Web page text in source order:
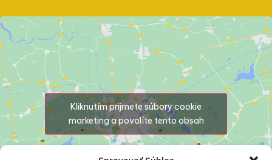
Kliknutím prijmete súbory cookie
marketing a povolíte tento obsah